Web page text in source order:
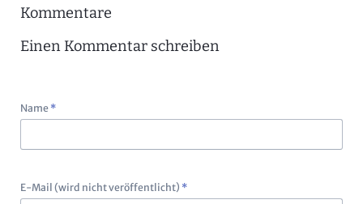
Kommentare
Einen Kommentar schreiben
Pflichtfeld
Name *
Pflichtfeld
E-Mail (wird nicht veröffentlicht) *